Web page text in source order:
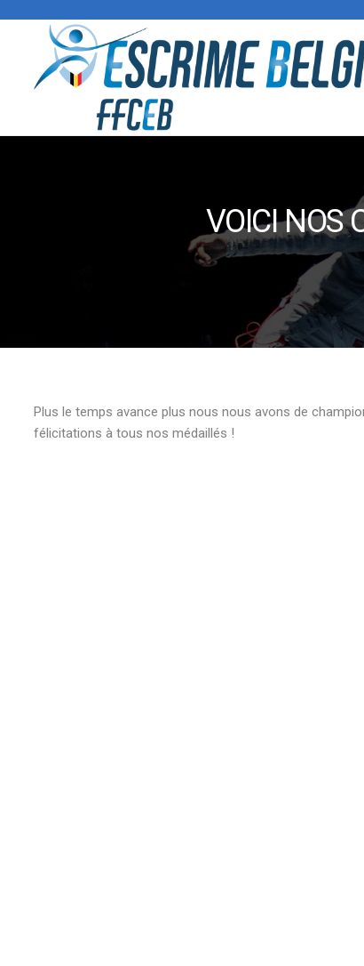
VOICI NOS
Plus le temps avance plus nous nous avons de
félicitations à tous nos médaillés !